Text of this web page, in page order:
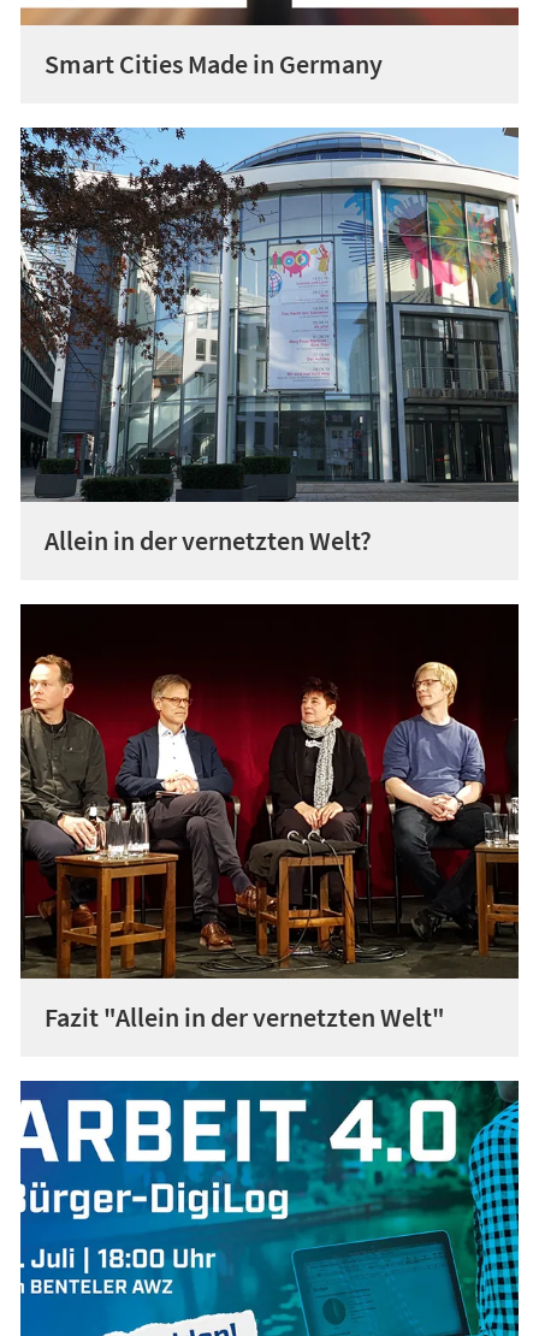
Smart Cities Made in Germany
Allein in der vernetzten Welt?
Fazit "Allein in der vernetzten Welt"